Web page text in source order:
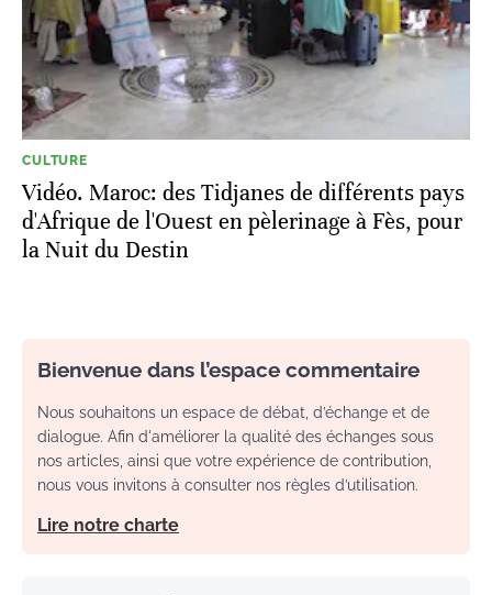
CULTURE
Vidéo. Maroc: des Tidjanes de différents pays
d'Afrique de l'Ouest en pèlerinage à Fès, pour
la Nuit du Destin
Bienvenue dans l’espace commentaire
Nous souhaitons un espace de débat, d’échange et de
dialogue. Afin d'améliorer la qualité des échanges sous
nos articles, ainsi que votre expérience de contribution,
nous vous invitons à consulter nos règles d’utilisation.
Lire notre charte